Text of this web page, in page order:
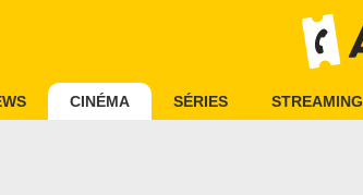
CINÉMA SÉRIES STREAMING